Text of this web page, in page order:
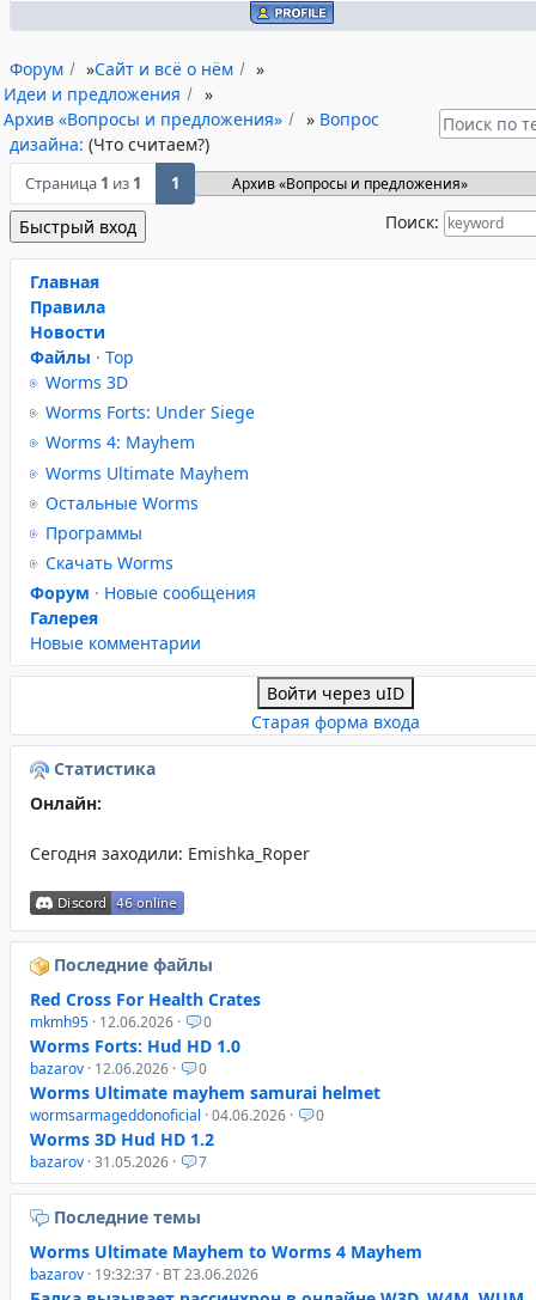
Форум »Сайт и всё о нём
»
Идеи и предложения
»
Архив «Вопросы и предложения»
» Вопрос
дизайна: (Что считаем?)
Страница 1 из 1 1
Поиск:
Главная
Правила
Новости
Файлы · Top
Worms 3D
Worms Forts: Under Siege
Worms 4: Mayhem
Worms Ultimate Mayhem
Остальные Worms
Программы
Скачать Worms
Форум · Новые сообщения
Галерея
Новые комментарии
Войти через uID
Старая форма входа
Статистика
Онлайн:
Сегодня заходили: Emishka_Roper
Последние файлы
Red Cross For Health Crates
mkmh95 · 12.06.2026 · 0
Worms Forts: Hud HD 1.0
bazarov · 12.06.2026 · 0
Worms Ultimate mayhem samurai helmet
wormsarmageddonoficial · 04.06.2026 · 0
Worms 3D Hud HD 1.2
bazarov · 31.05.2026 · 7
Последние темы
Worms Ultimate Mayhem to Worms 4 Mayhem
bazarov · 19:32:37 · ВТ 23.06.2026